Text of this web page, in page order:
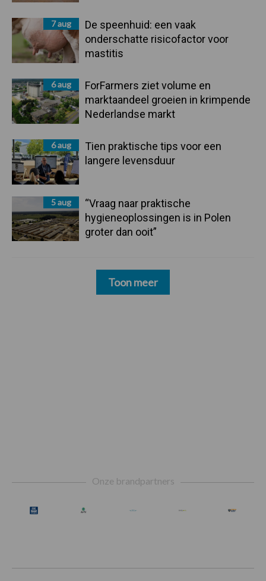
7 aug
De speenhuid: een vaak
onderschatte risicofactor voor
mastitis
6 aug
ForFarmers ziet volume en
marktaandeel groeien in krimpende
Nederlandse markt
6 aug
Tien praktische tips voor een
langere levensduur
5 aug
“Vraag naar praktische
hygieneoplossingen is in Polen
groter dan ooit”
Toon meer
Onze brandpartners